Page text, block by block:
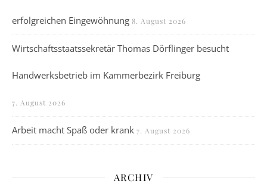
erfolgreichen Eingewöhnung 8. August 2026
Wirtschaftsstaatssekretär Thomas Dörflinger besucht
Handwerksbetrieb im Kammerbezirk Freiburg
7. August 2026
Arbeit macht Spaß oder krank 7. August 2026
ARCHIV